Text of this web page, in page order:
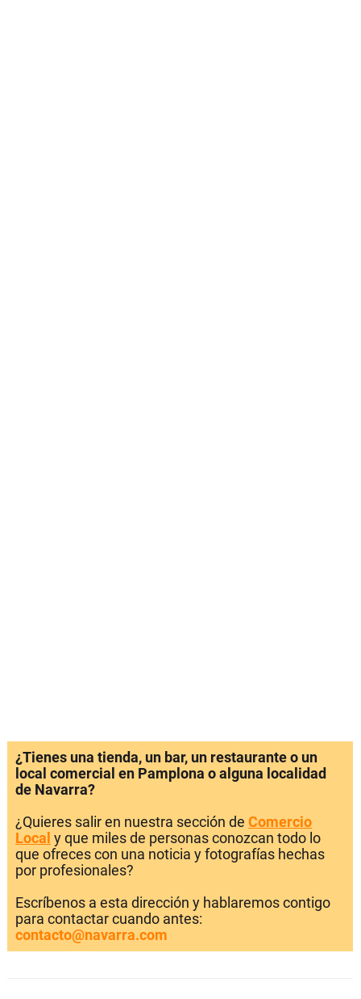
¿Tienes una tienda, un bar, un restaurante o un
local comercial en Pamplona o alguna localidad
de Navarra?
¿Quieres salir en nuestra sección de Comercio
Local y que miles de personas conozcan todo lo
que ofreces con una noticia y fotografías hechas
por profesionales?
Escríbenos a esta dirección y hablaremos contigo
para contactar cuando antes:
contacto@navarra.com